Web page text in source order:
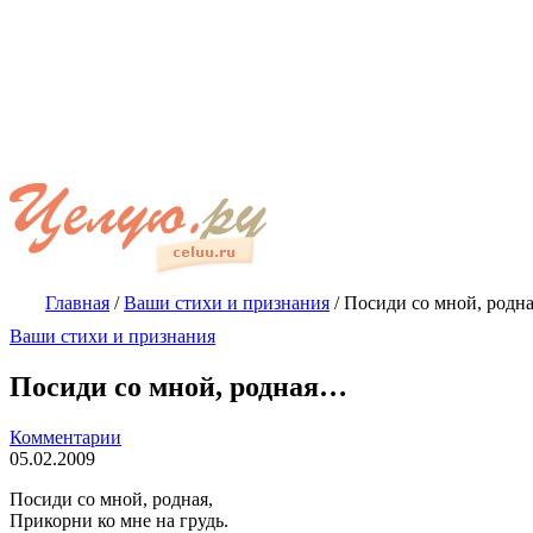
Главная /Ваши стихи и признания /Посиди со мной,
Ваши стихи и признания
Посиди со мной, родная…
Комментарии
05.02.2009
Посиди со мной, родная,
Прикорни ко мне на грудь.